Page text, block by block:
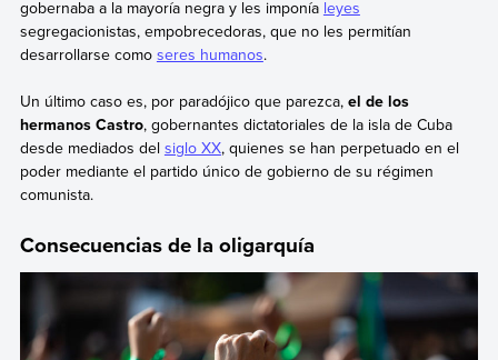
gobernaba a la mayoría negra y les imponía leyes
segregacionistas, empobrecedoras, que no les permitían
desarrollarse como seres humanos.
Un último caso es, por paradójico que parezca, el de los
hermanos Castro, gobernantes dictatoriales de la isla de Cuba
desde mediados del siglo XX, quienes se han perpetuado en el
poder mediante el partido único de gobierno de su régimen
comunista.
Consecuencias de la oligarquía